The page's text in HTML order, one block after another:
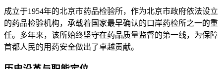
成立于1954年的北京市药品检验所，作为北京市政府依法设立
的药品检验机构，承载着国家最早确认的口岸药检所之一的重
任。多年来，该所始终坚守在药品质量监督的第一线，为保障
首都人民的用药安全做出了卓越贡献。